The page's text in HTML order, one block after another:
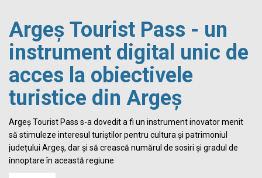
Argeș Tourist Pass - un
instrument digital unic de
acces la obiectivele
turistice din Argeș
Argeș Tourist Pass s-a dovedit a fi un instrument inovator menit
să stimuleze interesul turiștilor pentru cultura și patrimoniul
județului Argeș, dar și să crească numărul de sosiri și gradul de
înnoptare în această regiune